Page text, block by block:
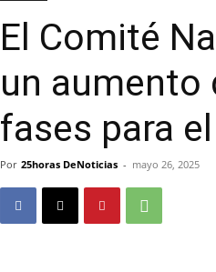
El Comité
un aumento
fases para
Por 25horas DeNoticias - mayo 26, 2025